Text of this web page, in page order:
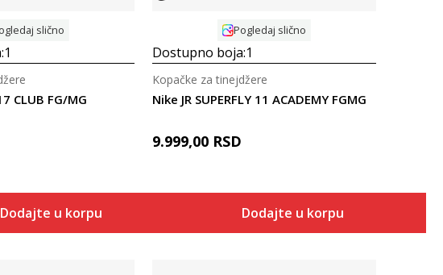
slično
1
CLUB FG/MG
Dodajte u korpu
Pogledaj slično
Dostupno boja:1
Nike JR SUPERFLY 11 ACADEMY FGMG
Kopačke za tinejdžere
9.999,00 RSD
Dodajte u korpu